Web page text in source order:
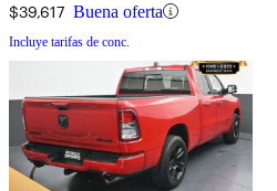
$39,617 Buena oferta
Incluye tarifas de conc.